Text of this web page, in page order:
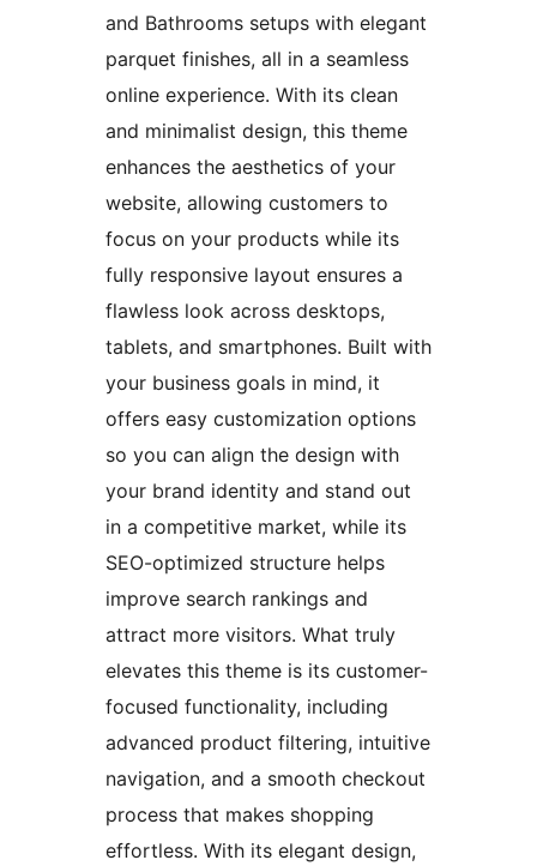
and Bathrooms setups with elegant
parquet finishes, all in a seamless
online experience. With its clean
and minimalist design, this theme
enhances the aesthetics of your
website, allowing customers to
focus on your products while its
fully responsive layout ensures a
flawless look across desktops,
tablets, and smartphones. Built with
your business goals in mind, it
offers easy customization options
so you can align the design with
your brand identity and stand out
in a competitive market, while its
SEO-optimized structure helps
improve search rankings and
attract more visitors. What truly
elevates this theme is its customer-
focused functionality, including
advanced product filtering, intuitive
navigation, and a smooth checkout
process that makes shopping
effortless. With its elegant design,